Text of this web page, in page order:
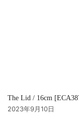
The Lid / 16cm
2023年9月10日